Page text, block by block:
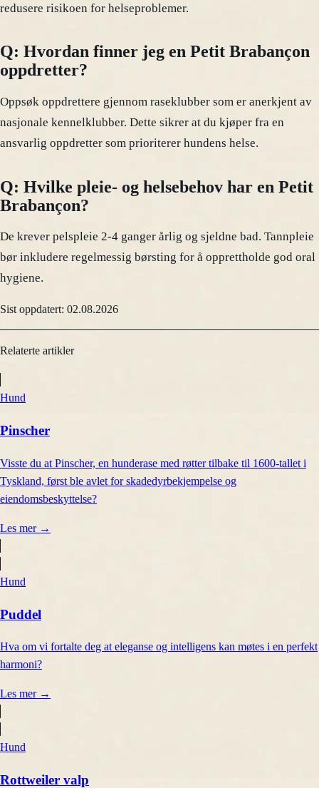
redusere risikoen for helseproblemer.
Q: Hvordan finner jeg en Petit Brabançon
oppdretter?
Oppsøk oppdrettere gjennom raseklubber som er anerkjent av
nasjonale kennelklubber. Dette sikrer at du kjøper fra en
ansvarlig oppdretter som prioriterer hundens helse.
Q: Hvilke pleie- og helsebehov har en Petit
Brabançon?
De krever pelspleie 2-4 ganger årlig og sjeldne bad. Tannpleie
bør inkludere regelmessig børsting for å opprettholde god oral
hygiene.
Sist oppdatert: 02.08.2026
Relaterte artikler
Hund
Pinscher
Visste du at Pinscher, en hunderase med røtter tilbake til 1600-tallet i
Tyskland, først ble avlet for skadedyrbekjempelse og
eiendomsbeskyttelse?
Les mer →
Hund
Puddel
Hva om vi fortalte deg at eleganse og intelligens kan møtes i en perfekt
harmoni?
Les mer →
Hund
Rottweiler valp